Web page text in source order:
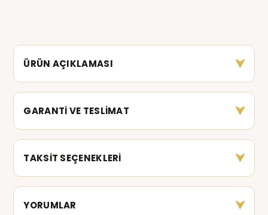
ÜRÜN AÇIKLAMASI
GARANTİ VE TESLİMAT
TAKSİT SEÇENEKLERİ
YORUMLAR